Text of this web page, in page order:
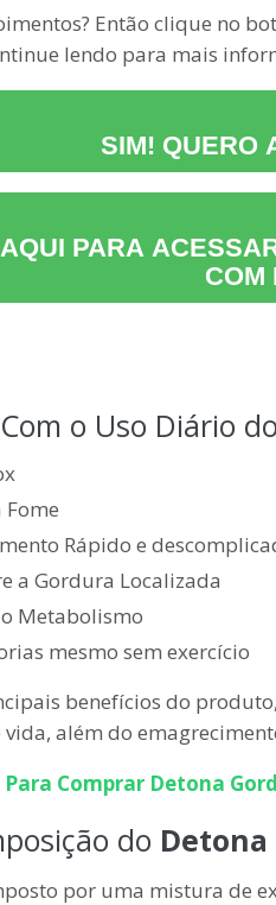
Então clique no
lendo para mais
SIM! QUERO
PARA
COM
o Uso Diário do
Rápido e
a Gordura Localizada
Metabolismo
mesmo sem exercício
benefícios do
além do
Para Comprar Detona
do
por uma mistura de